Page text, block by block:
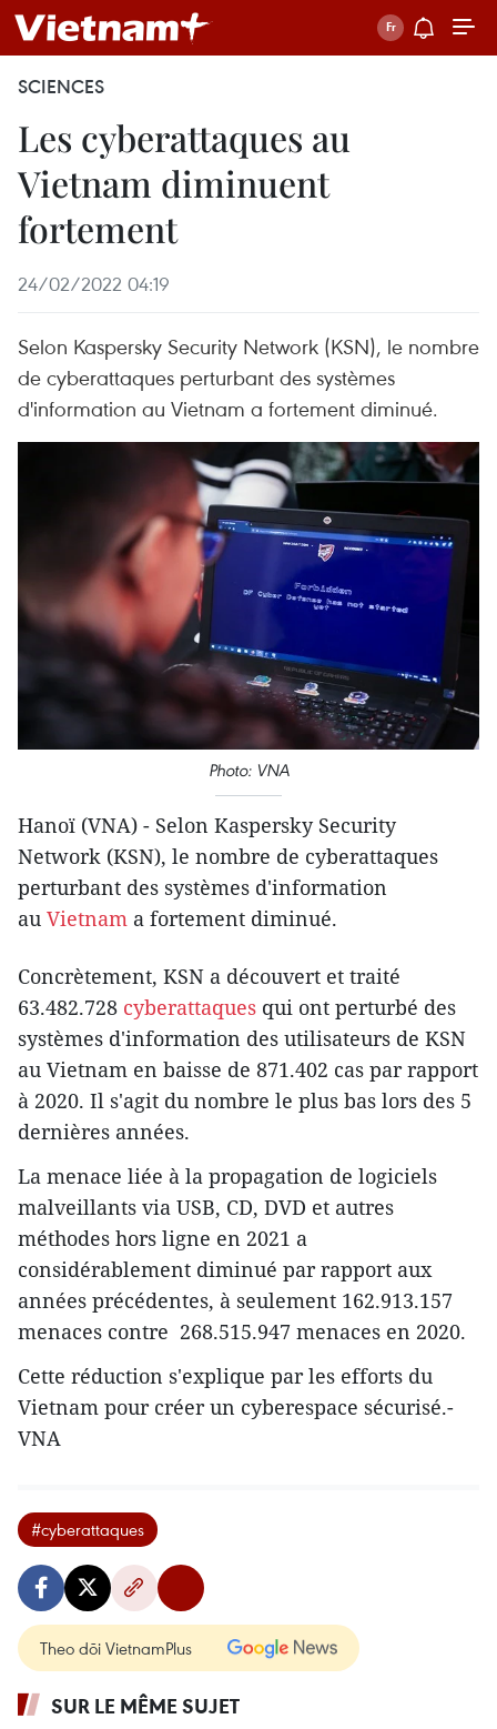
SCIENCES
Les cyberattaques au
Vietnam diminuent
fortement
24/02/2022 04:19
Selon Kaspersky Security Network (KSN), le nombre
de cyberattaques perturbant des systèmes
d'information au Vietnam a fortement diminué.
Photo: VNA
Hanoï (VNA) - Selon Kaspersky Security
Network (KSN), le nombre de cyberattaques
perturbant des systèmes d'information
au Vietnam a fortement diminué.
Concrètement, KSN a découvert et traité
63.482.728 cyberattaques qui ont perturbé des
systèmes d'information des utilisateurs de KSN
au Vietnam en baisse de 871.402 cas par rapport
à 2020. Il s'agit du nombre le plus bas lors des 5
dernières années.
La menace liée à la propagation de logiciels
malveillants via USB, CD, DVD et autres
méthodes hors ligne en 2021 a
considérablement diminué par rapport aux
années précédentes, à seulement 162.913.157
menaces contre 268.515.947 menaces en 2020.
Cette réduction s'explique par les efforts du
Vietnam pour créer un cyberespace sécurisé.-
VNA
#cyberattaques
Theo dõi VietnamPlus
SUR LE MÊME SUJET